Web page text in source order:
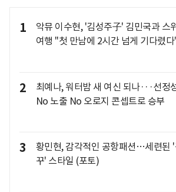
1
악뮤 이수현, '김성주子' 김민국과 스
여행 "첫 만남에 2시간 넘게 기다렸
2
최예나, 워터밤 새 여신 되나···선정
No 노출 No 오로지 콘셉트로 승부
3
황민현, 감각적인 공항패션…세련된
꾸' 스타일 (포토)